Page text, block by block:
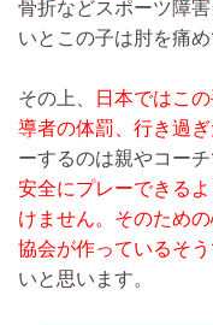
骨折などスポーツ障
いとこの子は肘を痛
その上、
日本ではこ
導者の体罰、行き過
ーするのは親やコーチ
安全にプレーできる
けません。 そのため
協会が作っているそう
いと思います。